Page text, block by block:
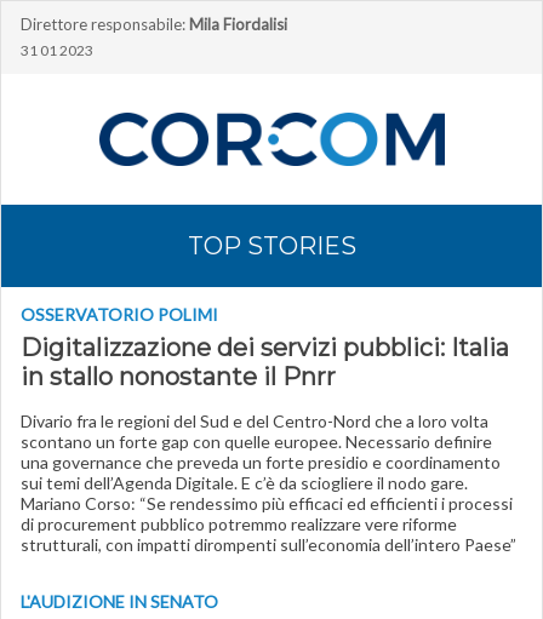
Direttore responsabile: Mila Fiordalisi
31 01 2023
TOP STORIES
OSSERVATORIO POLIMI
Digitalizzazione dei servizi pubblici: Italia
in stallo nonostante il Pnrr
Divario fra le regioni del Sud e del Centro-Nord che a loro volta
scontano un forte gap con quelle europee. Necessario definire
una governance che preveda un forte presidio e coordinamento
sui temi dell’Agenda Digitale. E c’è da sciogliere il nodo gare.
Mariano Corso: “Se rendessimo più efficaci ed efficienti i processi
di procurement pubblico potremmo realizzare vere riforme
strutturali, con impatti dirompenti sull’economia dell’intero Paese”
L'AUDIZIONE IN SENATO